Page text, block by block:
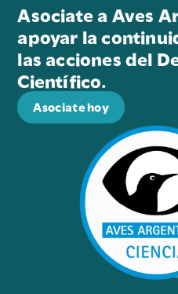
Asociate a Aves
apoyar la
las acciones del
Científico.
Asociate hoy